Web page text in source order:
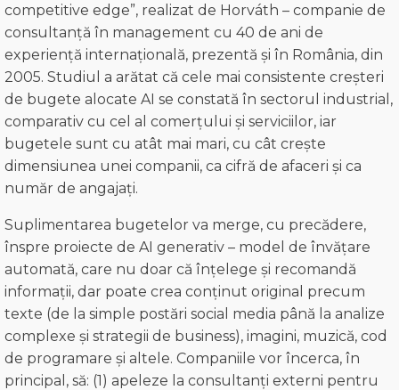
competitive edge”, realizat de Horváth – companie de
consultanță în management cu 40 de ani de
experiență internațională, prezentă și în România, din
2005. Studiul a arătat că cele mai consistente creșteri
de bugete alocate AI se constată în sectorul industrial,
comparativ cu cel al comerțului și serviciilor, iar
bugetele sunt cu atât mai mari, cu cât crește
dimensiunea unei companii, ca cifră de afaceri și ca
număr de angajați.
Suplimentarea bugetelor va merge, cu precădere,
înspre proiecte de AI generativ – model de învățare
automată, care nu doar că înțelege și recomandă
informații, dar poate crea conținut original precum
texte (de la simple postări social media până la analize
complexe și strategii de business), imagini, muzică, cod
de programare și altele. Companiile vor încerca, în
principal, să: (1) apeleze la consultanți externi pentru